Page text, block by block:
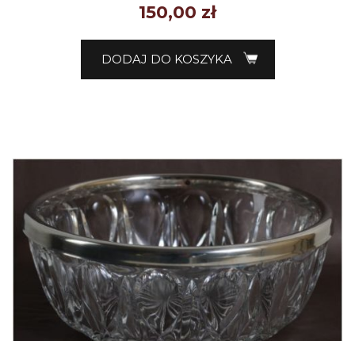
150,00 zł
DODAJ DO KOSZYKA